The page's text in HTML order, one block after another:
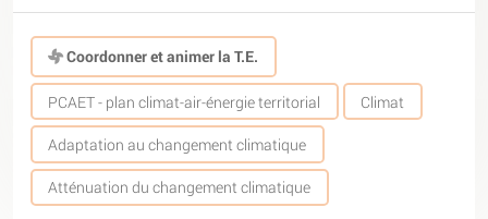
Coordonner et animer la T.E.
PCAET - plan climat-air-énergie territorial Climat
Adaptation au changement climatique
Atténuation du changement climatique